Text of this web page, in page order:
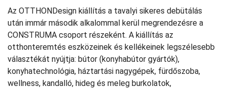
Az OTTHONDesign kiállítás a tavalyi sikeres debütálás
után immár második alkalommal kerül megrendezésre a
CONSTRUMA csoport részeként. A kiállítás az
otthonteremtés eszközeinek és kellékeinek legszélesebb
választékát nyújtja: bútor (konyhabútor gyártók),
konyhatechnológia, háztartási nagygépek, fürdőszoba,
wellness, kandalló, hideg és meleg burkolatok,